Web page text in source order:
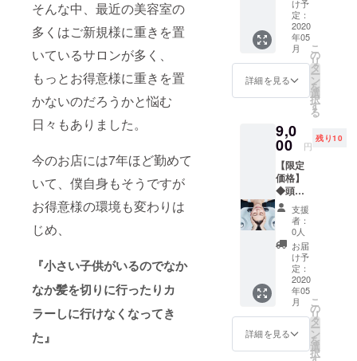
そんな中、最近の美容室の
多くはご新規様に重きを置
いているサロンが多く、
もっとお得意様に重きを置
かないのだろうかと悩む
日々もありました。
今のお店には7年ほど勤めて
いて、僕自身もそうですが
お得意様の環境も変わりは
じめ、
『小さい子供がいるのでなか
なか髪を切りに行ったりカ
ラーしに行けなくなってき
た』
円）１
回コー
ス チ
ケット
お一人
様複数
購入可
能。 ※
限2020
年5月〜
2020年
11月末
まで。
クラウ
ドファ
ンディ
ング限
定コー
クラウ
ドファ
ンディ
ングに
ご支援
頂いた
け予
定：
2020
年05
月
詳細を見る
こ
の
リ
タ
ー
ン
を
選
択
す
る
9,0
00 円
残り10
【限定
価格】
◆頭皮
クレン
ジング
＋30分
ヘッド
スパ＋
髪質改
善ト
リート
メント
（通常
10000
円）１
回コー
支援
者：
0人
お届
け予
定：
2020
年05
月
詳細を見る
こ
の
リ
タ
ー
ン
を
選
択